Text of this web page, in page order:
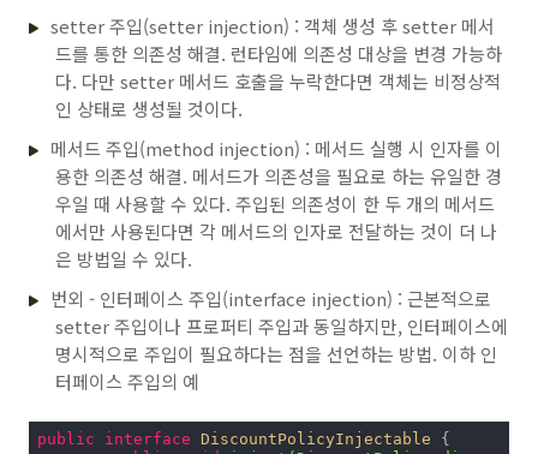
setter 주입(setter injection) : 객체 생성 후 setter 메서
드를 통한 의존성 해결. 런타임에 의존성 대상을 변경 가능하
다. 다만 setter 메서드 호출을 누락한다면 객체는 비정상적
인 상태로 생성될 것이다.
메서드 주입(method injection) : 메서드 실행 시 인자를 이
용한 의존성 해결. 메서드가 의존성을 필요로 하는 유일한 경
우일 때 사용할 수 있다. 주입된 의존성이 한 두 개의 메서드
에서만 사용된다면 각 메서드의 인자로 전달하는 것이 더 나
은 방법일 수 있다.
번외 - 인터페이스 주입(interface injection) : 근본적으로
setter 주입이나 프로퍼티 주입과 동일하지만, 인터페이스에
명시적으로 주입이 필요하다는 점을 선언하는 방법. 이하 인
터페이스 주입의 예
public interface DiscountPolicyInjectable
{